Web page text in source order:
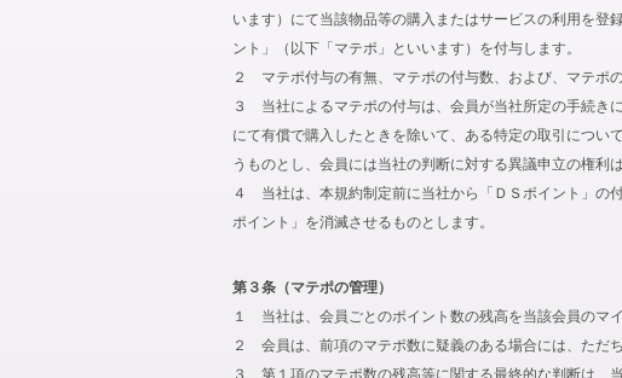
います）にて当該物品等の購入またはサービスの利用を登
ント」（以下「マテポ」といいます）を付与します。
２ マテポ付与の有無、マテポの付与数、および、マテポ
３ 当社によるマテポの付与は、会員が当社所定の手続き
にて有償で購入したときを除いて、ある特定の取引につ
うものとし、会員には当社の判断に対する異議申立の権利
４ 当社は、本規約制定前に当社から「ＤＳポイント」の
ポイント」を消滅させるものとします。
第３条（マテポの管理）
１ 当社は、会員ごとのポイント数の残高を当該会員のマ
２ 会員は、前項のマテポ数に疑義のある場合には、ただ
３ 第１項のマテポ数の残高等に関する最終的な判断は、